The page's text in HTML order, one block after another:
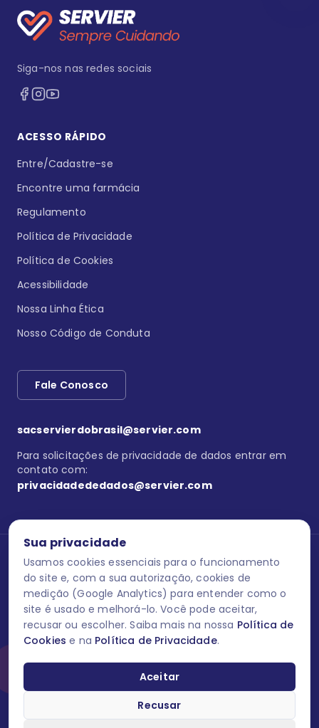
Sua privacidade
Usamos cookies essenciais para o funcionamento
do site e, com a sua autorização, cookies de
medição (Google Analytics) para entender como o
site é usado e melhorá-lo. Você pode aceitar,
recusar ou escolher. Saiba mais na nossa Política de
Cookies e na Política de Privacidade.
Aceitar
Recusar
Siga-nos nas redes sociais
ACESSO RÁPIDO
Entre/Cadastre-se
Encontre uma farmácia
Regulamento
Política de Privacidade
Política de Cookies
Acessibilidade
Nossa Linha Ética
Nosso Código de Conduta
Fale Conosco
sacservierdobrasil@servier.com
Para solicitações de privacidade de dados entrar em
contato com:
privacidadededados@servier.com
Se estiver no programa semprecuidando, comunique aquiuma
reação adversa com os produtos Servier. Este site contém
informações para o público leigo e para os profissionais de saúde
do Brasil habilitados a prescrever medicamentos. M-AS ONE-BR-
202606-00013 / Agosto 2026.
O laboratório Servier do Brasil respeita os seus dados! Caso deseje
dados pessoais você pode fazê-lo a qualquer momento entrando
em contato através do site www.semprecuidando.com.br na opção
fale conosco.